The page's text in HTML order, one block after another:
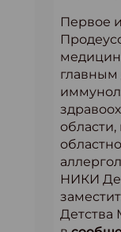
Первое
главным
НИКИ